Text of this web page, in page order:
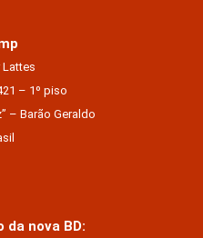
– 1º piso
– Barão Geraldo